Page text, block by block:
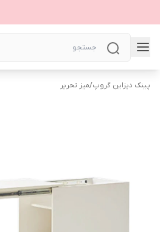
پینک دیزاین گروپ/میز تحریر